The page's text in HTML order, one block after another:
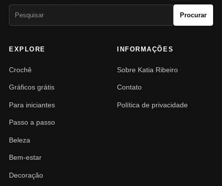
Procurar
EXPLORE
Crochê
Gráficos grátis
Para iniciantes
Passo a passo
Beleza
Bem-estar
Decoração
INFORMAÇÕES
Sobre Katia Ribeiro
Contato
Política de privacidade